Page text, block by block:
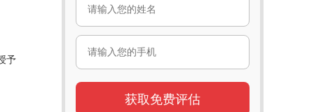
予